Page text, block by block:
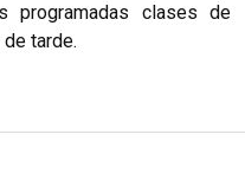
programadas clases de
tarde.